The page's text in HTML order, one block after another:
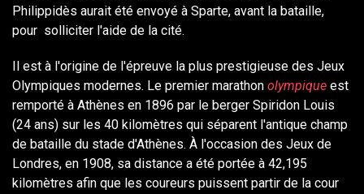
Philippidès aurait été envoyé à Sparte, avant la bataille,
pour solliciter l'aide de la cité.
Il est à l'origine de l'épreuve la plus prestigieuse des Jeux
Olympiques modernes. Le premier marathon olympique est
remporté à Athènes en 1896 par le berger Spiridon Louis
(24 ans) sur les 40 kilomètres qui séparent l'antique champ
de bataille du stade d'Athènes. À l'occasion des Jeux de
Londres, en 1908, sa distance a été portée à 42,195
kilomètres afin que les coureurs puissent partir de la cour